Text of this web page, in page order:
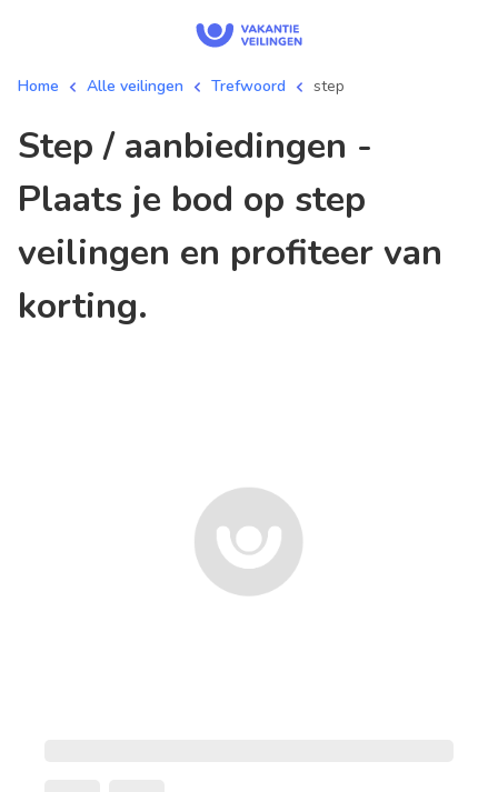
Home Alle veilingen Trefwoord step
step / aanbiedingen -
Plaats je bod op step
veilingen en profiteer van
korting.